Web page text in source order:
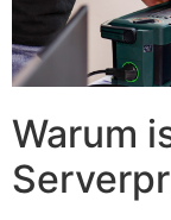
Warum